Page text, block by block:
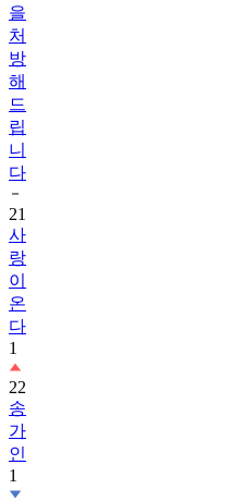
을
처
방
해
드
립
니
다
21
사
랑
이
온
다
1
22
송
가
인
1